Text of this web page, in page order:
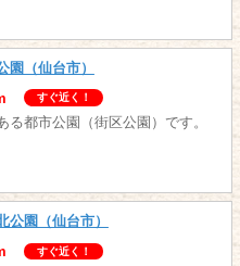
園（仙台市）
すぐ近く！
る都市公園（街区公園）です。
公園（仙台市）
すぐ近く！